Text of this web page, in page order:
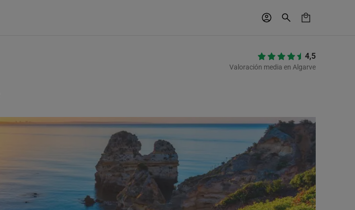
4,5
Valoración media en Algarve